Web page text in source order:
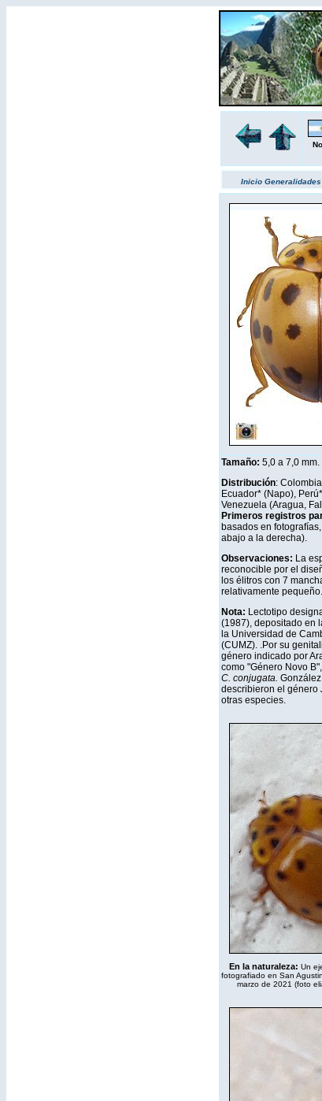
Inicio Generalidades
Tamaño: 5,0 a 7,0 mm.
Distribución:
Ecuador* (Napo),
Venezuela (Aragua,
Primeros registros
basados en
abajo a la derecha).
Observaciones: La
reconocible por el
los élitros con 7
relativamente pequeño.
Nota: Lectotipo
(1987), depositado en
la Universidad de
(CUMZ). .Por su
género indicado por
como "Género Novo
C. conjugata.
describieron el género
otras especies.
En la naturaleza: Un
fotografiado en San
marzo de 2021 (foto